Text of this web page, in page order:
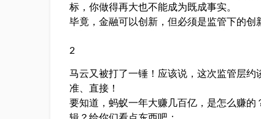
标，你做得再大也不能成为既成事实。
毕竟，金融可以创新，但必须是监管下的创
2
马云又被打了一锤！应该说，这次监管层
准、直接！
要知道，蚂蚁一年大赚几百亿，是怎么赚